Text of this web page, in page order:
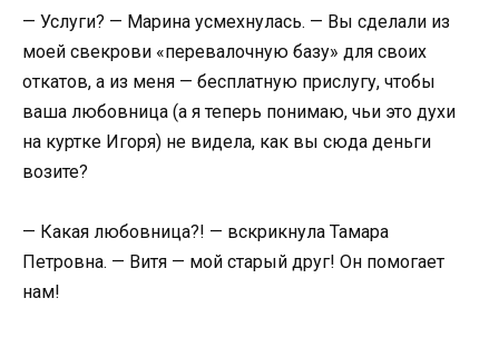
— Услуги? — Марина усмехнулась. — Вы сделали из
моей свекрови «перевалочную базу» для своих
откатов, а из меня — бесплатную прислугу, чтобы
ваша любовница (а я теперь понимаю, чьи это духи
на куртке Игоря) не видела, как вы сюда деньги
возите?
— Какая любовница?! — вскрикнула Тамара
Петровна. — Витя — мой старый друг! Он помогает
нам!